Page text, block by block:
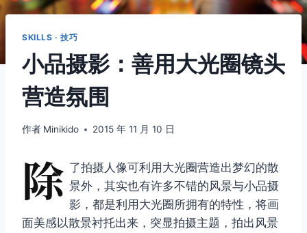
SKILLS · 技巧
小品摄影：善用大光圈镜头
营造氛围
作者 Minikido 2015 年 11 月 10 日
除 了拍摄人像可利用大光圈营造出梦幻的散
景外，其实也有许多不错的风景与小品摄
影，都是利用大光圈所拥有的特性，将画
面美感以散景衬托出来，突显拍摄主题，拍出风景